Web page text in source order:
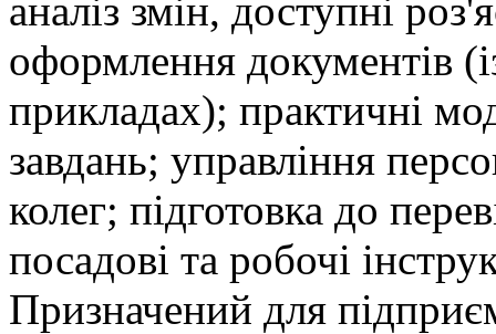
аналіз змін, доступні
оформлення документів
прикладах); практичні
завдань; управління
колег; підготовка до
посадові та робочі
Призначений для